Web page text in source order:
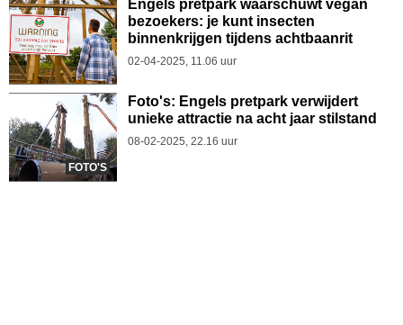
Engels pretpark waarschuwt vegan
bezoekers: je kunt insecten
binnenkrijgen tijdens achtbaanrit
02-04-2025, 11.06 uur
FOTO'S
Foto's: Engels pretpark verwijdert
unieke attractie na acht jaar stilstand
08-02-2025, 22.16 uur